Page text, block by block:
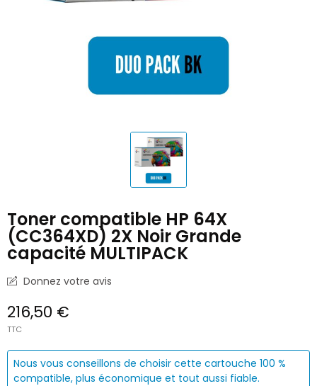
Toner compatible HP 64X
(CC364XD) 2X Noir Grande
capacité MULTIPACK
Donnez votre avis
216,50 €
TTC
Nous vous conseillons de choisir cette cartouche 100 %
compatible, plus économique et tout aussi fiable.